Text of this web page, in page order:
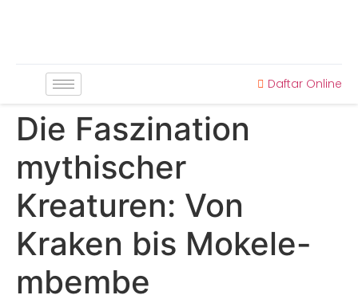
Daftar Online
Die Faszination
mythischer
Kreaturen: Von
Kraken bis Mokele-
mbembe